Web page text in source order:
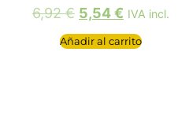
6,92€ 5,54€ IVA incl.
Añadir al carrito